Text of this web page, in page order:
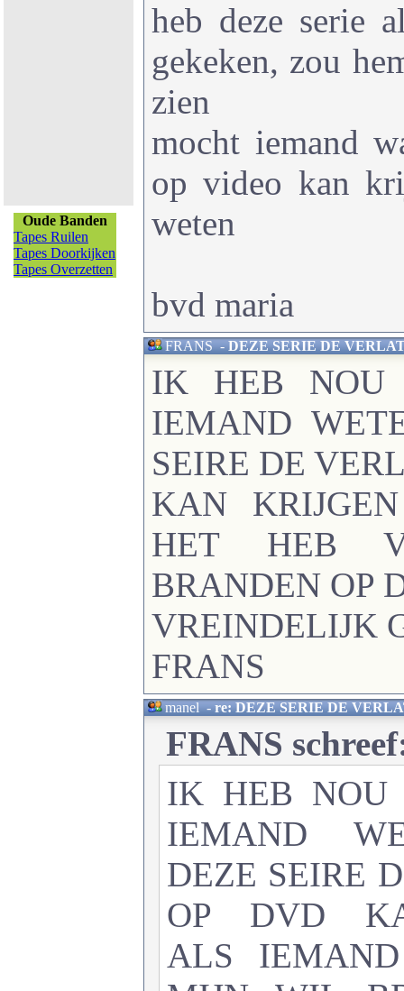
Oude Banden
Tapes Ruilen
Tapes Doorkijken
Tapes Overzetten
heb deze serie
gekeken, zou
zien
mocht iemand
op video kan
weten
bvd maria
FRANS-DEZE SERIE DE
IK HEB NOU
IEMAND
SEIRE DE
KAN
HET HEB
BRANDEN OP
VREINDELIJK
FRANS
manel-re: DEZE SERIE DE
FRANS
IK HEB NOU
IEMAND
DEZE SEIRE
OP DVD
ALS